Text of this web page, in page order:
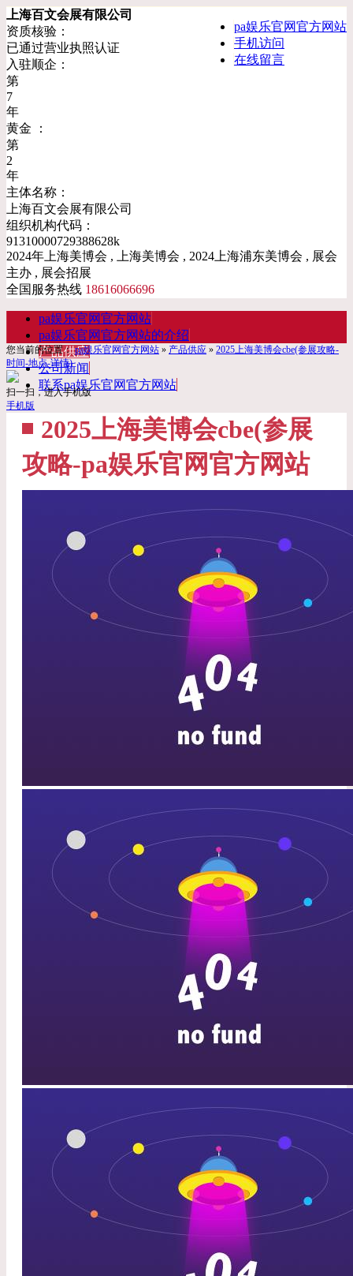
pa娱乐官网官方网站
手机访问
在线留言
上海百文会展有限公司
资质核验：
已通过营业执照认证
入驻顺企：
第
7
年
黄金 ：
第
2
年
主体名称：
上海百文会展有限公司
组织机构代码：
91310000729388628k
2024年上海美博会 , 上海美博会 , 2024上海浦东美博会 , 展会
主办 , 展会招展
全国服务热线 18616066696
pa娱乐官网官方网站
pa娱乐官网官方网站的介绍
产品供应
公司新闻
联系pa娱乐官网官方网站
您当前的位置：pa娱乐官网官方网站 » 产品供应 » 2025上海美博会cbe(参展攻略-
时间-地点-详情)
扫一扫，进入手机版
手机版
2025上海美博会cbe(参展
攻略-pa娱乐官网官方网站